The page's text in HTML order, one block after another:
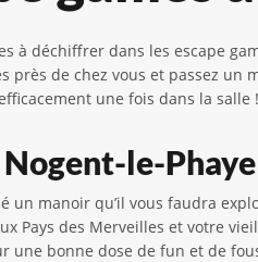
à déchiffrer dans les escape
près de chez vous et passez un
une fois dans la salle !
Nogent-le-
un manoir qu’il vous faudra
Pays des Merveilles et votre
une bonne dose de fun et de